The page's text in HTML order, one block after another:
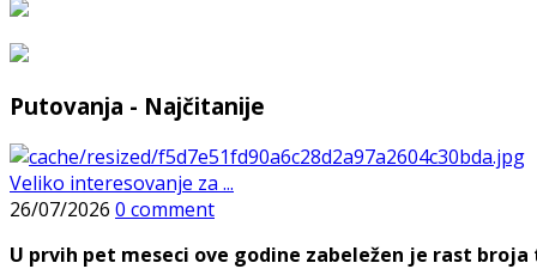
Putovanja - Najčitanije
Veliko interesovanje za ...
26/07/2026 0 comment
U prvih pet meseci ove godine zabeležen je rast